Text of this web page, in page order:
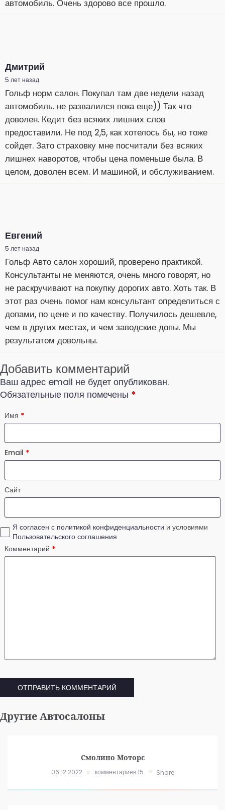
автомобиль. Очень здорово все прошло.
Дмитрий
5 лет назад
Гольф норм салон. Покупал там две недели назад
автомобиль. не развалился пока еще)) Так что
доволен. Кедит без всяких лишних слов
предоставили. Не под 2,5, как хотелось бы, но тоже
сойдет. Зато страховку мне посчитали без всяких
лишнех наворотов, чтобы цена поменьше была. В
целом, доволен всем. И машиной, и обслуживанием.
Евгений
5 лет назад
Гольф Авто салон хороший, проверено практикой.
Консультанты не меняются, очень много говорят, но
не раскручивают на покупку дорогих авто. Хоть так. В
этот раз очень помог нам консультант определиться с
допами, по цене и по качеству. Получилось дешевле,
чем в других местах, и чем заводские допы. Мы
результатом довольны.
Добавить комментарий
Ваш адрес email не будет опубликован.
Обязательные поля помечены *
Имя *
Email *
Сайт
Я согласен с политикой конфиденциальности и условиями
Пользовательского соглашения
Комментарий *
Другие Автосалоны
Смолино Моторс
06.12.2022 комментариев 15 Share